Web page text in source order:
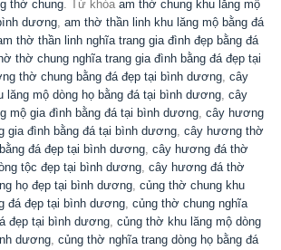
khu lăng mộ đá tại bình dương,lăng thờ chung
tại bình dương,lăng thờ đá đẹp tại bình
thờ chung khu lăng mộ đá đẹp tại bình dương,
chung khu lăng mộ đẹp tại bình dương, mẫu
đá đẹp tại bình dương, mẫu kỳ đài thờ chung
,mẫu lăng thờ bằng đá đẹp tại bình dương
đẹp nhất hiện nay tại bình dương.
sân
Mẫu củng thờ chung bằng đá
tại Bình Phước